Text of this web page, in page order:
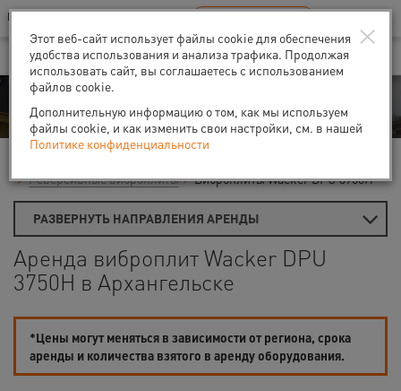
Ваш город:Архангельск
В Вашем регионе нет наших офисов RU EN
Аренда
Реверсивные виброплиты
Виброплиты Wacker DPU 3750H
РАЗВЕРНУТЬ НАПРАВЛЕНИЯ АРЕНДЫ
Аренда виброплит Wacker DPU
3750H в Архангельске
*Цены могут меняться в зависимости от региона, срока
аренды и количества взятого в аренду оборудования.
×
Этот веб-сайт использует файлы cookie для обеспечения
удобства использования и анализа трафика. Продолжая
использовать сайт, вы соглашаетесь с использованием
файлов cookie.
Дополнительную информацию о том, как мы используем
файлы cookie, и как изменить свои настройки, см. в нашей
Политике конфиденциальности